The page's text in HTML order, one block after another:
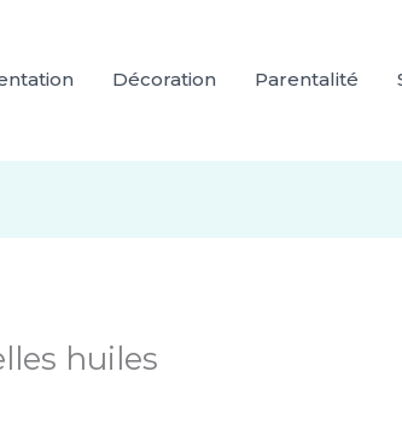
Décoration Parentalité
huiles